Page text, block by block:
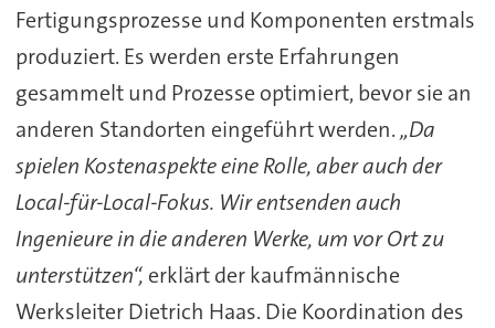
Fertigungsprozesse und Komponenten erstmals
produziert. Es werden erste Erfahrungen
gesammelt und Prozesse optimiert, bevor sie an
anderen Standorten eingeführt werden.„Da
spielen Kostenaspekte eine Rolle, aber auch der
Local-für-Local-Fokus. Wir entsenden auch
Ingenieure in die anderen Werke, um vor Ort zu
unterstützen“, erklärt der kaufmännische
Werksleiter Dietrich Haas. Die Koordination des